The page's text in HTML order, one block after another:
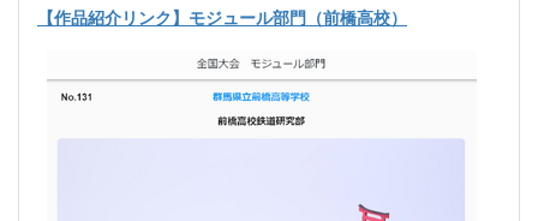
【作品紹介リンク】モジュール部門（前橋高校）